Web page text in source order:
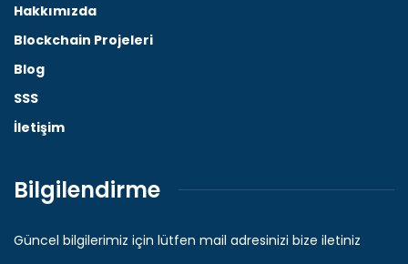
Hakkımızda
Blockchain Projeleri
Blog
SSS
İletişim
Bilgilendirme
Güncel bilgilerimiz için lütfen mail adresinizi bize iletiniz